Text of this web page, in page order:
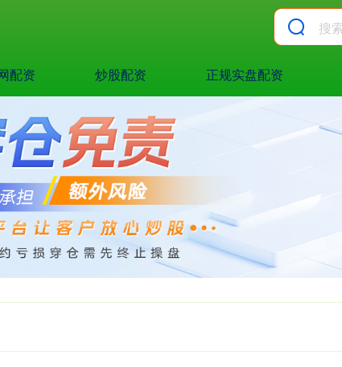
配资 炒股配资 正规实盘配资